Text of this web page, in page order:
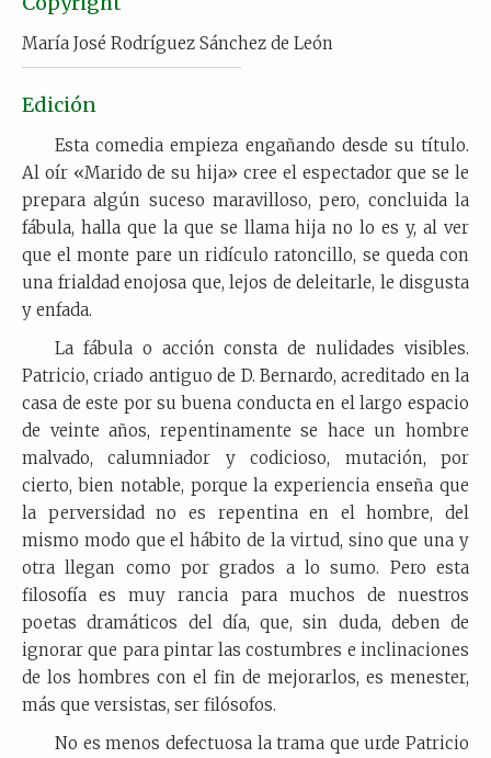
María José Rodríguez Sánchez de León
Edición
Esta comedia empieza engañando desde su título.
Al oír «Marido de su hija» cree el espectador que se le
prepara algún suceso maravilloso, pero, concluida la
fábula, halla que la que se llama hija no lo es y, al ver
que el monte pare un ridículo ratoncillo, se queda con
una frialdad enojosa que, lejos de deleitarle, le disgusta
y enfada.
La fábula o acción consta de nulidades visibles.
Patricio, criado antiguo de D. Bernardo, acreditado en la
casa de este por su buena conducta en el largo espacio
de veinte años, repentinamente se hace un hombre
malvado, calumniador y codicioso, mutación, por
cierto, bien notable, porque la experiencia enseña que
la perversidad no es repentina en el hombre, del
mismo modo que el hábito de la virtud, sino que una y
otra llegan como por grados a lo sumo. Pero esta
filosofía es muy rancia para muchos de nuestros
poetas dramáticos del día, que, sin duda, deben de
ignorar que para pintar las costumbres e inclinaciones
de los hombres con el fin de mejorarlos, es menester,
más que versistas, ser filósofos.
No es menos defectuosa la trama que urde Patricio